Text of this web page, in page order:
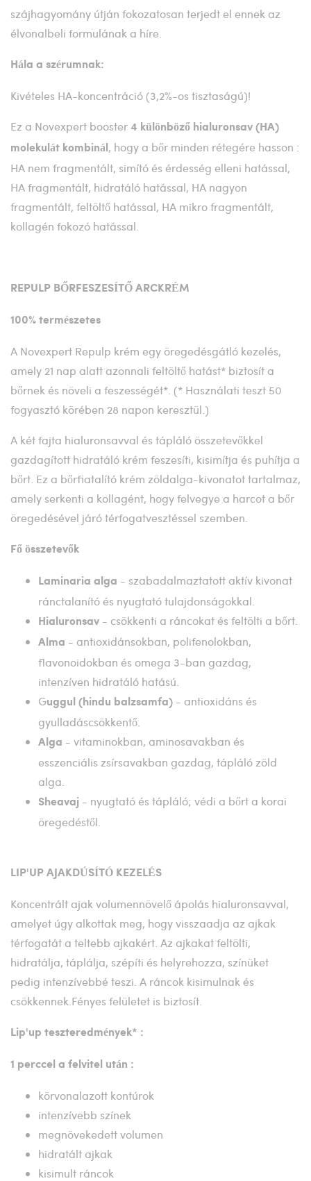
szájhagyomány útján fokozatosan terjedt el ennek az
élvonalbeli formulának a híre.
Hála a szérumnak:
Kivételes HA-koncentráció (3,2%-os tisztaságú)!
Ez a Novexpert booster 4 különböző hialuronsav (HA)
molekulát kombinál , hogy a bőr minden rétegére hasson :
HA nem fragmentált, simító és érdesség elleni hatással,
HA fragmentált, hidratáló hatással, HA nagyon
fragmentált, feltöltő hatással, HA mikro fragmentált,
kollagén fokozó hatással.
REPULP BŐRFESZESÍTŐ ARCKRÉM
100% természetes
A Novexpert Repulp krém egy öregedésgátló kezelés,
amely 21 nap alatt azonnali feltöltő hatást* biztosít a
bőrnek és növeli a feszességét*. (* Használati teszt 50
fogyasztó körében 28 napon keresztül.)
A két fajta hialuronsavval és tápláló összetevőkkel
gazdagított hidratáló krém feszesíti, kisimítja és puhítja a
bőrt. Ez a bőrfiatalító krém zöldalga-kivonatot tartalmaz,
amely serkenti a kollagént, hogy felvegye a harcot a bőr
öregedésével járó térfogatvesztéssel szemben.
Fő összetevők
Laminaria alga - szabadalmaztatott aktív kivonat
ránctalanító és nyugtató tulajdonságokkal.
Hialuronsav - csökkenti a ráncokat és feltölti a bőrt.
Alma - antioxidánsokban, polifenolokban,
flavonoidokban és omega 3-ban gazdag,
intenzíven hidratáló hatású.
Guggul (hindu balzsamfa) - antioxidáns és
gyulladáscsökkentő.
Alga - vitaminokban, aminosavakban és
esszenciális zsírsavakban gazdag, tápláló zöld
alga.
Sheavaj - nyugtató és tápláló; védi a bőrt a korai
öregedéstől.
LIP'UP AJAKDÚSÍTÓ KEZELÉS
Koncentrált ajak volumennövelő ápolás hialuronsavval,
amelyet úgy alkottak meg, hogy visszaadja az ajkak
térfogatát a teltebb ajkakért. Az ajkakat feltölti,
hidratálja, táplálja, szépíti és helyrehozza, színüket
pedig intenzívebbé teszi. A ráncok kisimulnak és
csökkennek.Fényes felületet is biztosít.
Lip'up teszteredmények* :
1 perccel a felvitel után :
körvonalazott kontúrok
intenzívebb színek
megnövekedett volumen
hidratált ajkak
kisimult ráncok